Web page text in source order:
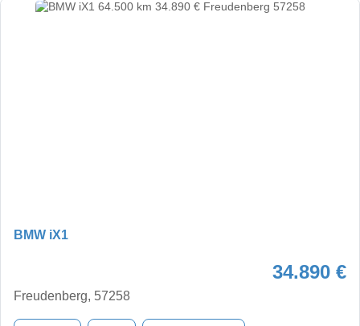
BMW iX1
34.890 €
Freudenberg, 57258